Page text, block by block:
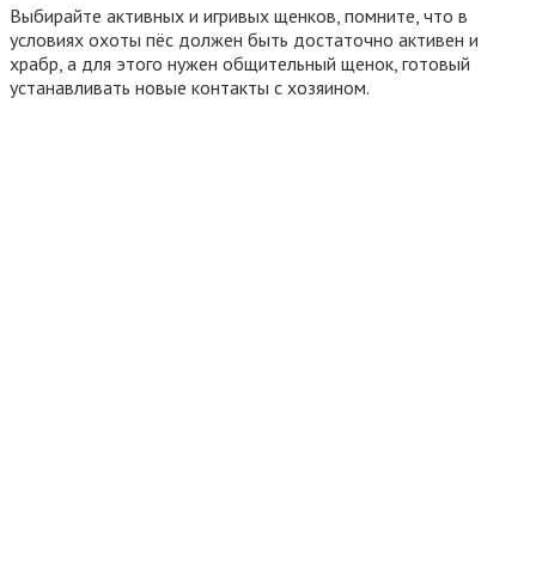
Выбирайте активных и игривых щенков, помните, что в
условиях охоты пёс должен быть достаточно активен и
храбр, а для этого нужен общительный щенок, готовый
устанавливать новые контакты с хозяином.